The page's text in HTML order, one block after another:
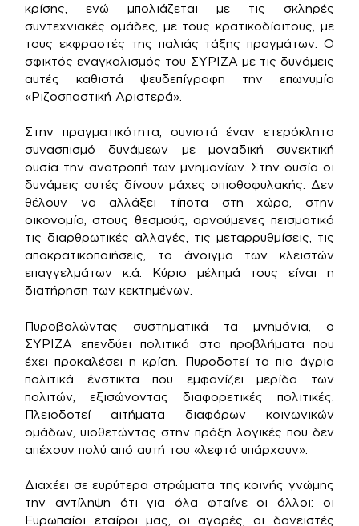
κρίσης, ενώ μπολιάζεται με τις σκληρές
συντεχνιακές ομάδες, με τους κρατικοδίαιτους, με
τους εκφραστές της παλιάς τάξης πραγμάτων. Ο
σφικτός εναγκαλισμός του ΣΥΡΙΖΑ με τις δυνάμεις
αυτές καθιστά ψευδεπίγραφη την επωνυμία
«Ριζοσπαστική Αριστερά».
Στην πραγματικότητα, συνιστά έναν ετερόκλητο
συνασπισμό δυνάμεων με μοναδική συνεκτική
ουσία την ανατροπή των μνημονίων. Στην ουσία οι
δυνάμεις αυτές δίνουν μάχες οπισθοφυλακής. Δεν
θέλουν να αλλάξει τίποτα στη χώρα, στην
οικονομία, στους θεσμούς, αρνούμενες πεισματικά
τις διαρθρωτικές αλλαγές, τις μεταρρυθμίσεις, τις
αποκρατικοποιήσεις, το άνοιγμα των κλειστών
επαγγελμάτων κ.ά. Κύριο μέλημά τους είναι η
διατήρηση των κεκτημένων.
Πυροβολώντας συστηματικά τα μνημόνια, ο
ΣΥΡΙΖΑ επενδύει πολιτικά στα προβλήματα που
έχει προκαλέσει η κρίση. Πυροδοτεί τα πιο άγρια
πολιτικά ένστικτα που εμφανίζει μερίδα των
πολιτών, εξισώνοντας διαφορετικές πολιτικές.
Πλειοδοτεί αιτήματα διαφόρων κοινωνικών
ομάδων, υιοθετώντας στην πράξη λογικές που δεν
απέχουν πολύ από αυτή του «λεφτά υπάρχουν».
Διαχέει σε ευρύτερα στρώματα της κοινής γνώμης
την αντίληψη ότι για όλα φταίνε οι άλλοι: οι
Ευρωπαίοι εταίροι μας, οι αγορές, οι δανειστές